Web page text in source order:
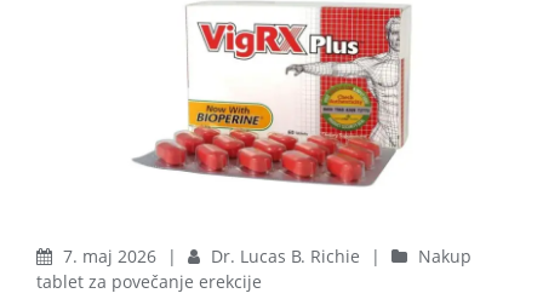
7. maj 2026 | Dr. Lucas B. Richie |
Nakup
tablet za povečanje erekcije